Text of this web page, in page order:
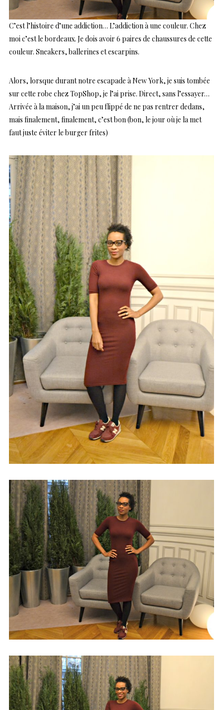
C’est l’histoire d’une addiction… L’addiction à une couleur. Chez
moi c’est le bordeaux. Je dois avoir 6 paires de chaussures de cette
couleur. Sneakers, ballerines et escarpins.
Alors, lorsque durant notre escapade à New York, je suis tombée
sur cette robe chez TopShop, je l’ai prise. Direct, sans l’essayer…
Arrivée à la maison, j’ai un peu flippé de ne pas rentrer dedans,
mais finalement, finalement, c’est bon (bon, le jour où je la met
faut juste éviter le burger frites)